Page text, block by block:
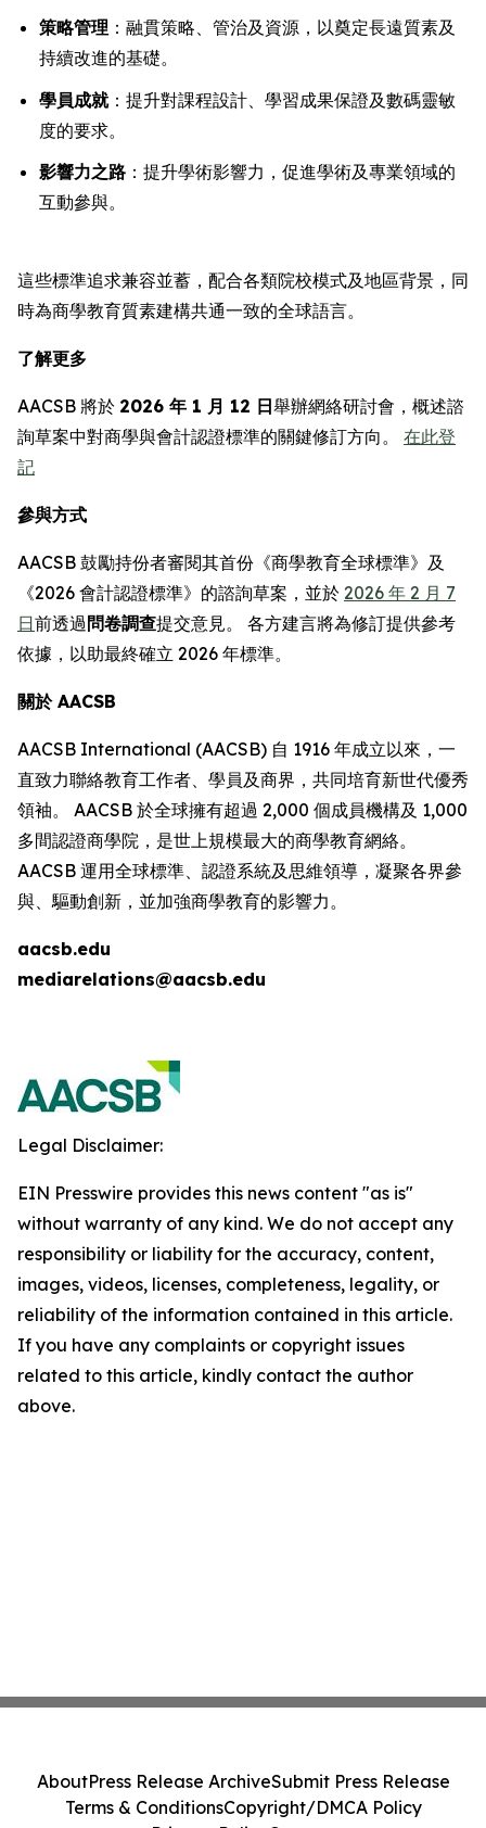
策略管理 ：融貫策略、管治及資源，以奠定長遠質素及
持續改進的基礎。
學員成就：提升對課程設計、學習成果保證及數碼靈敏
度的要求。
影響力之路 ：提升學術影響力，促進學術及專業領域的
互動參與。
這些標準追求兼容並蓄，配合各類院校模式及地區背景，同
時為商學教育質素建構共通一致的全球語言。
了解更多
AACSB 將於 2026 年 1 月 12 日舉辦網絡研討會，概述諮
詢草案中對商學與會計認證標準的關鍵修訂方向。 在此登
記
參與方式
AACSB 鼓勵持份者審閱其首份《商學教育全球標準》及
《2026 會計認證標準》的諮詢草案，並於 2026 年 2 月 7
日前透過 問卷調查提交意見。 各方建言將為修訂提供參考
依據，以助最終確立 2026 年標準。
關於 AACSB
AACSB International (AACSB) 自 1916 年成立以來，一
直致力聯絡教育工作者、學員及商界，共同培育新世代優秀
領袖。 AACSB 於全球擁有超過 2,000 個成員機構及 1,000
多間認證商學院，是世上規模最大的商學教育網絡。
AACSB 運用全球標準、認證系統及思維領導，凝聚各界參
與、驅動創新，並加強商學教育的影響力。
aacsb.edu
mediarelations@aacsb.edu
Legal Disclaimer:
EIN Presswire provides this news content "as is"
without warranty of any kind. We do not accept any
responsibility or liability for the accuracy, content,
images, videos, licenses, completeness, legality, or
reliability of the information contained in this article.
If you have any complaints or copyright issues
related to this article, kindly contact the author
above.
AboutPress Release ArchiveSubmit Press Release
Terms & ConditionsCopyright/DMCA Policy